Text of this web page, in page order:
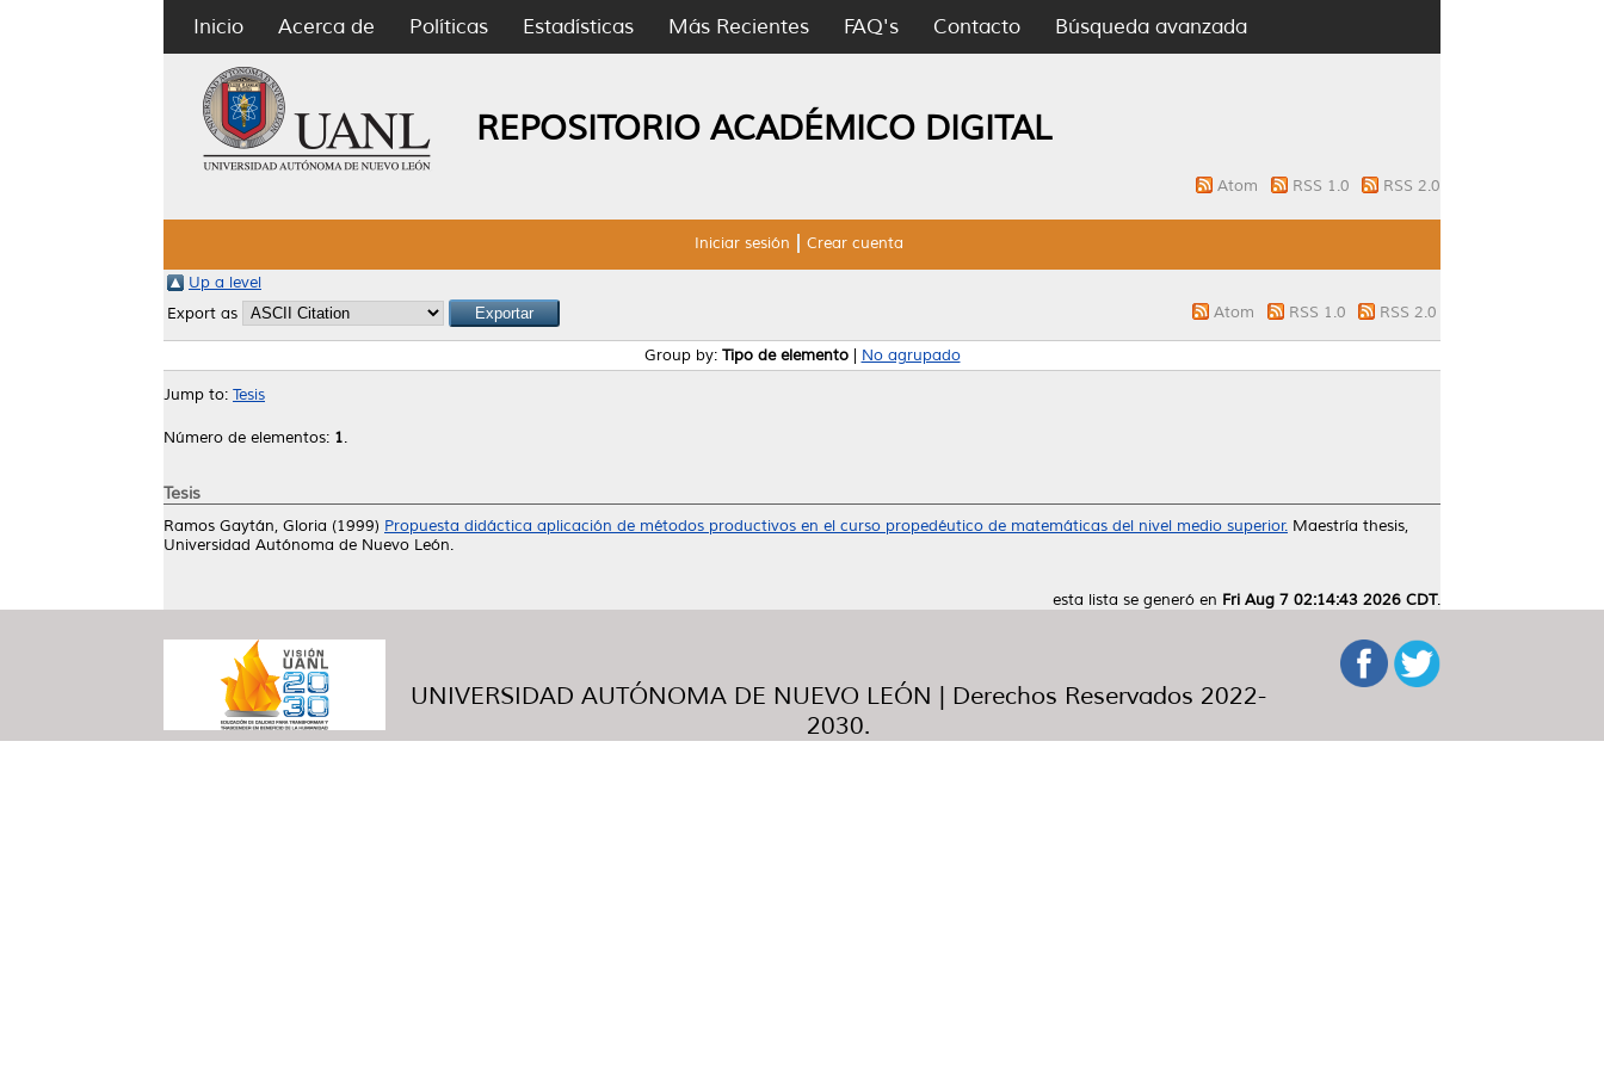
Inicio Acerca de Políticas Estadísticas Más Recientes FAQ's Contacto Búsqueda avanzada
REPOSITORIO ACADÉMICO DIGITAL
Atom RSS 1.0 RSS 2.0
Iniciar sesión Crear cuenta
Up a level
Export as
Atom RSS 1.0 RSS 2.0
Group by: Tipo de elemento| No agrupado
Jump to: Tesis
Número de elementos: 1.
Tesis
Ramos Gaytán, Gloria (1999) Propuesta didáctica aplicación de métodos productivos en el curso propedéutico de matemáticas del nivel medio superior. Maestría thesis,
Universidad Autónoma de Nuevo León.
esta lista se generó en Fri Aug 7 02:14:43 2026 CDT.
UNIVERSIDAD AUTÓNOMA DE NUEVO LEÓN | Derechos Reservados 2022-
2030.